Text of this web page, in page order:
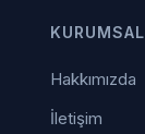
KURUMSAL
Hakkımızda
İletişim